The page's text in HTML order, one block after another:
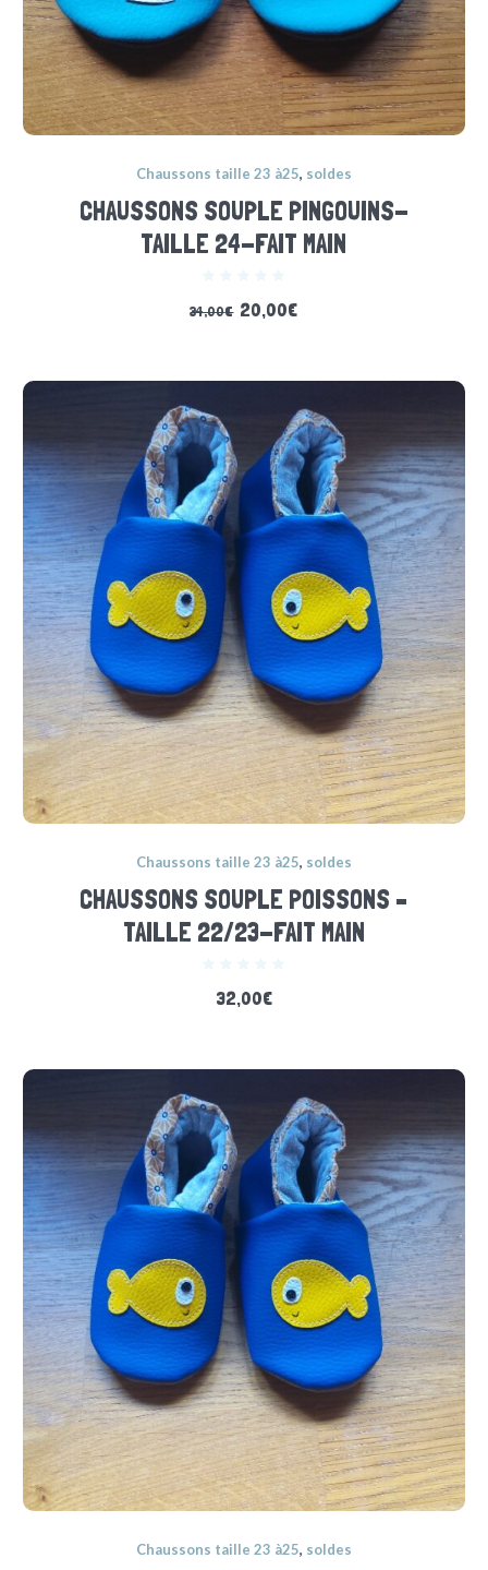
Chaussons taille 23 à25, soldes
CHAUSSONS SOUPLE PINGOUINS-
TAILLE 24-FAIT MAIN
34,00€ 20,00€
Chaussons taille 23 à25, soldes
CHAUSSONS SOUPLE POISSONS –
TAILLE 22/23-FAIT MAIN
32,00€
Chaussons taille 23 à25, soldes